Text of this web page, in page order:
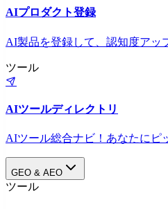
AIプロダクト登録
AI製品を登録して、認知度アッ
ツール
AIツールディレクトリ
AIツール総合ナビ！あなたにピ
GEO & AEO
ツール